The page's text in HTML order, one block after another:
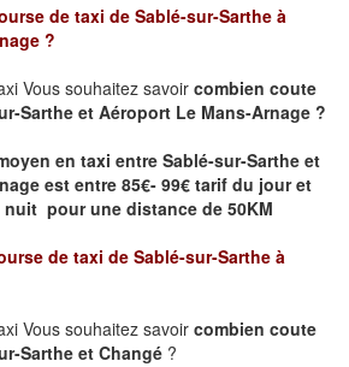
de taxi de Sablé-sur-Sarthe à
?
Vous souhaitez savoir combien coute
Sarthe et Aéroport Le Mans-Arnage ?
en taxi entre Sablé-sur-Sarthe et
est entre 85€- 99€ tarif du jour et
pour une distance de 50KM
de taxi de Sablé-sur-Sarthe à
Vous souhaitez savoir combien coute
Sarthe et Changé ?